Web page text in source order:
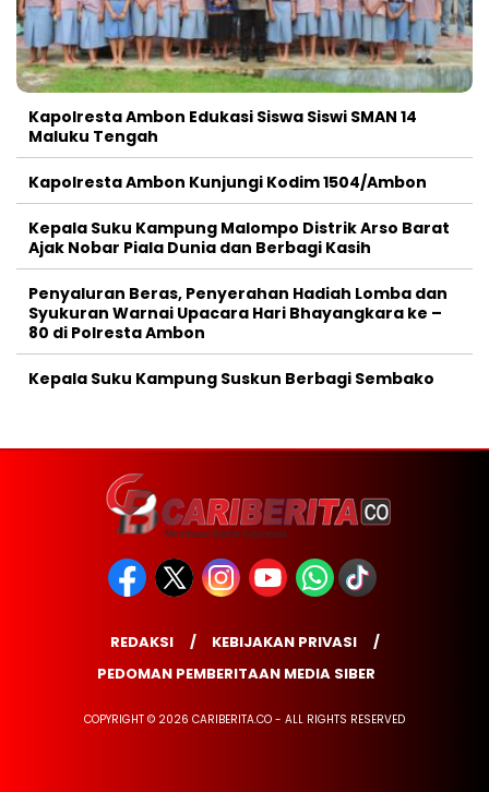
Kapolresta Ambon Edukasi Siswa Siswi SMAN 14
Maluku Tengah
Kapolresta Ambon Kunjungi Kodim 1504/Ambon
Kepala Suku Kampung Malompo Distrik Arso Barat
Ajak Nobar Piala Dunia dan Berbagi Kasih
Penyaluran Beras, Penyerahan Hadiah Lomba dan
Syukuran Warnai Upacara Hari Bhayangkara ke –
80 di Polresta Ambon
Kepala Suku Kampung Suskun Berbagi Sembako
REDAKSI
KEBIJAKAN PRIVASI
PEDOMAN PEMBERITAAN MEDIA SIBER
COPYRIGHT © 2026 CARIBERITA.CO - ALL RIGHTS RESERVED